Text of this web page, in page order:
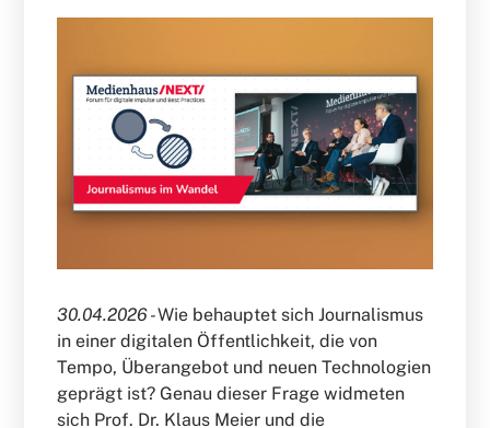
30.04.2026 -Wie behauptet sich Journalismus
in einer digitalen Öffentlichkeit, die von
Tempo, Überangebot und neuen Technologien
geprägt ist? Genau dieser Frage widmeten
sich Prof. Dr. Klaus Meier und die